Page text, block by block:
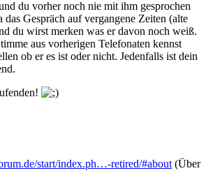
du vorher noch nie mit ihm gesprochen
das Gespräch auf vergangene Zeiten (alte
du wirst merken was er davon noch weiß.
aus vorherigen Telefonaten kennst
ob er es ist oder nicht. Jedenfalls ist dein
start/index.ph…-retired/#about (Über